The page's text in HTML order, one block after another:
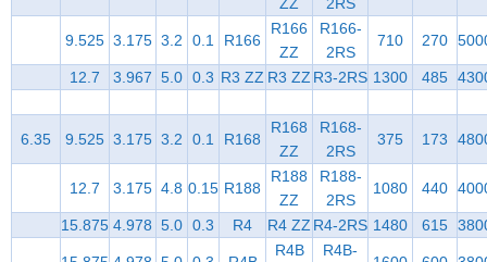
ZZ 2RS
9.525 3.175 3.2 0.1 R166
R166
ZZ
R166-
2RS
710 270
12.7 3.967 5.0 0.3 R3 ZZ R3 ZZ R3-2RS 1300 485
6.35 9.525 3.175 3.2 0.1 R168
R168
ZZ
R168-
2RS
375 173
12.7 3.175 4.8 0.15 R188
R188
ZZ
R188-
2RS
1080 440
15.875 4.978 5.0 0.3 R4 R4 ZZ R4-2RS 1480 615
R4B
R4B-